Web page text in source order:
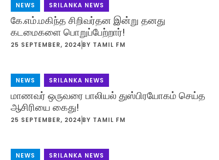
NEWS SRILANKA NEWS
கே.எம்.மகிந்த சிறிவர்தன இன்று தனது
கடமைகளை பொறுப்பேற்றார்!
25 SEPTEMBER, 2024 BY TAMIL FM
NEWS SRILANKA NEWS
மாணவர் ஒருவரை பாலியல் துஸ்பிரயோகம் செய்த
ஆசிரியை கைது!
25 SEPTEMBER, 2024 BY TAMIL FM
NEWS SRILANKA NEWS